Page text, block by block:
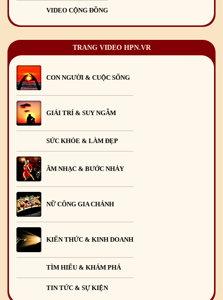
VIDEO CỘNG ĐỒNG
TRANG VIDEO HPN.VR
CON NGƯỜI & CUỘC SỐNG
GIẢI TRÍ & SUY NGẪM
SỨC KHỎE & LÀM ĐẸP
ÂM NHẠC & BƯỚC NHẢY
NỮ CÔNG GIA CHÁNH
KIẾN THỨC & KINH DOANH
TÌM HIỂU & KHÁM PHÁ
TIN TỨC & SỰ KIỆN